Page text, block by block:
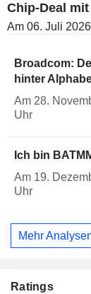
Chip-Deal
Am 06. Juli
Broadcom:
hinter
Am 28.
Uhr
Ich bin
Am 19.
Uhr
Mehr
Ratings